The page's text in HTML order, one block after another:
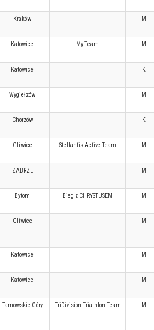
Kraków M
Katowice My Team M
Katowice K
Wygiełzów M
Chorzów K
Gliwice Stellantis Active Team M
ZABRZE M
Bytom Bieg z CHRYSTUSEM M
Gliwice M
Katowice M
Katowice M
Tarnowskie Góry TriDivision Triathlon Team M